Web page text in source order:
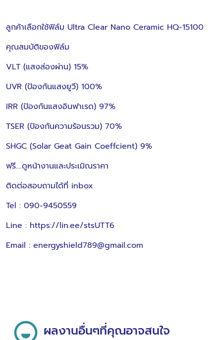
ลูกค้าเลือกใช้ฟิล์ม Ultra Clear Nano Ceramic HQ-15100
คุณสมบัติของฟิล์ม
VLT (แสงส่องผ่าน) 15%
UVR (ป้องกันแสงยูวี) 100%
IRR (ป้องกันแสงอินฟาเรด) 97%
TSER (ป้องกันความร้อนรวม) 70%
SHGC (Solar Geat Gain Coeffcient) 9%
ฟรี....ดูหน้างานและประเมิณราคา
ติดต่อสอบถามได้ที่ inbox
Tel : 090-9450559
Line : https://lin.ee/stsUTT6
Email : energyshield789@gmail.com
ผลงานอื่นๆที่คุณอาจสนใจ